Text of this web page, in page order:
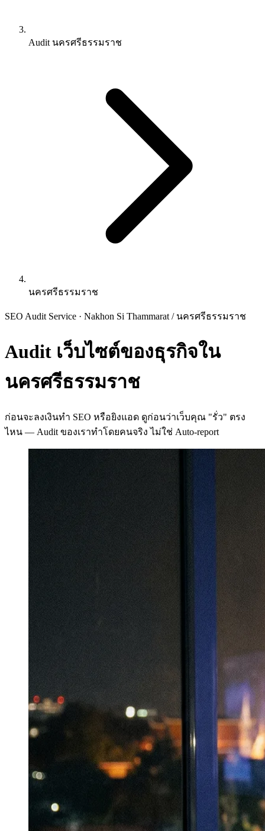
Audit นครศรีธรรมราช
นครศรีธรรมราช
SEO Audit Service · Nakhon Si Thammarat / นครศรีธรรมราช
Audit เว็บไซต์ของธุรกิจใน
นครศรีธรรมราช
ก่อนจะลงเงินทำ SEO หรือยิงแอด ดูก่อนว่าเว็บคุณ "รั่ว" ตรง
ไหน — Audit ของเราทำโดยคนจริง ไม่ใช่ Auto-report